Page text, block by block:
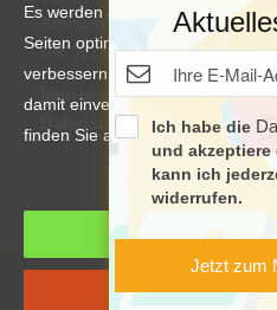
Amtsgericht Charlottenburg
VR 36138 B
Impressum
Datenschutzerklärung &
Datenschutzerklärung &
Es werden auf dieser Website
Seiten optimiert darzustellen
verbessern. Durch die Nutzung
damit einverstanden. Weitere
finden Sie auch in der
Manage
Cookies
Cookies
Jetzt zum
Ich habe die
und akzeptiere
kann ich
widerrufen.